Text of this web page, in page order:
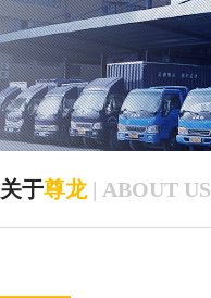
关于尊龙 | ABOUT US